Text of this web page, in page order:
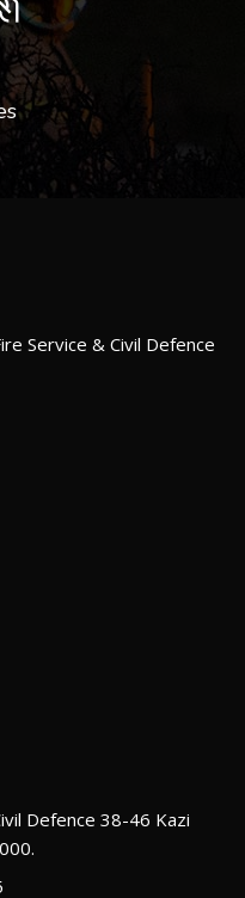
Service & Civil Defence
Defence 38-46 Kazi